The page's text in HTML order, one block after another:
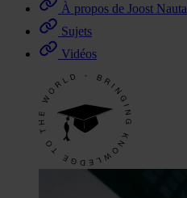
À propos de Joost Nauta
Sujets
Vidéos